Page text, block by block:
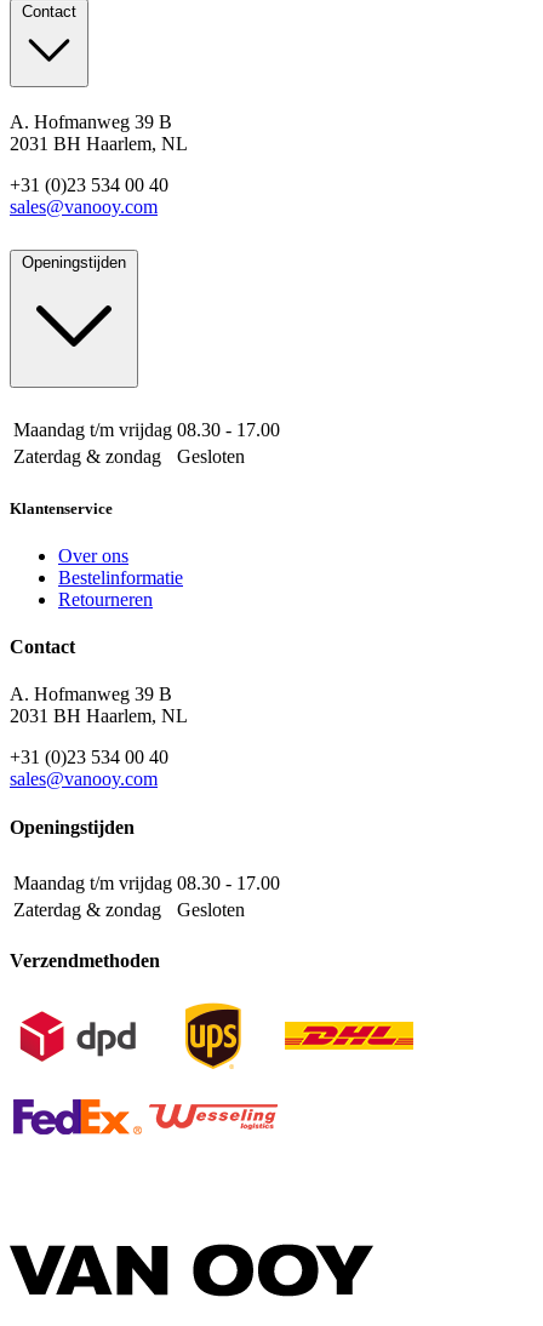
Contact
A. Hofmanweg 39 B
2031 BH Haarlem, NL
+31 (0)23 534 00 40
sales@vanooy.com
Openingstijden
Maandag t/m vrijdag 08.30 - 17.00
Zaterdag & zondag
Gesloten
Klantenservice
Over ons
Bestelinformatie
Retourneren
Contact
A. Hofmanweg 39 B
2031 BH Haarlem, NL
+31 (0)23 534 00 40
sales@vanooy.com
Openingstijden
Maandag t/m vrijdag 08.30 - 17.00
Zaterdag & zondag
Gesloten
Verzendmethoden